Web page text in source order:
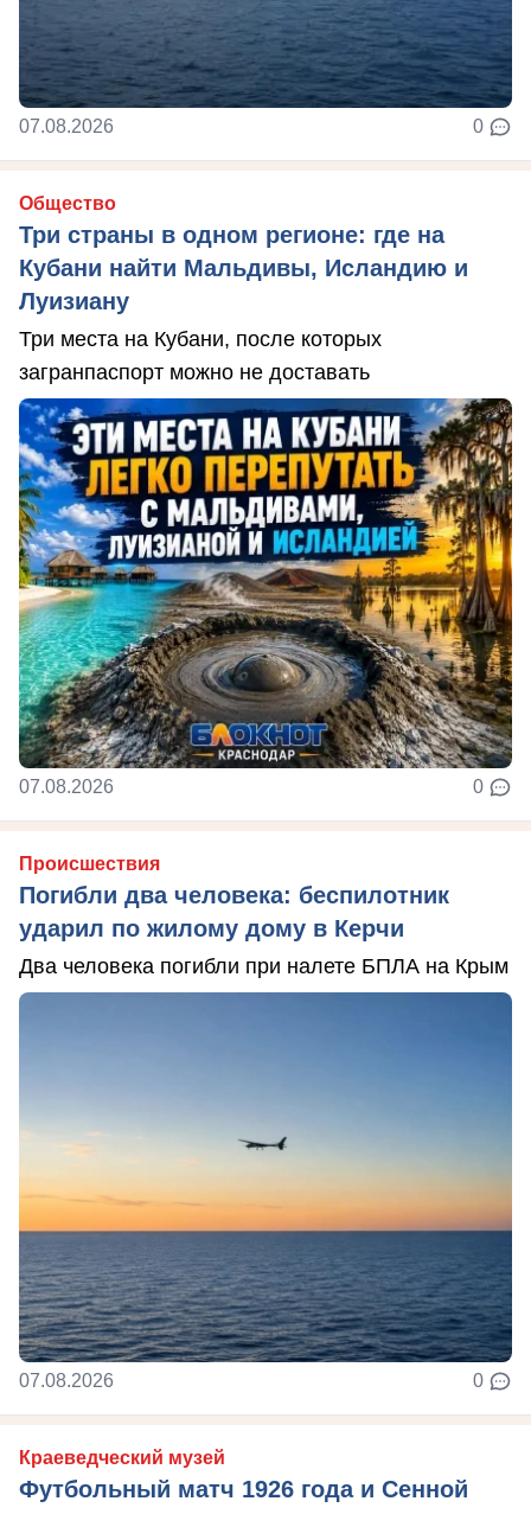
07.08.2026 0
Общество
Три страны в одном регионе: где на
Кубани найти Мальдивы, Исландию и
Луизиану
Три места на Кубани, после которых
загранпаспорт можно не доставать
07.08.2026 0
Происшествия
Погибли два человека: беспилотник
ударил по жилому дому в Керчи
Два человека погибли при налете БПЛА на Крым
07.08.2026 0
Краеведческий музей
Футбольный матч 1926 года и Сенной